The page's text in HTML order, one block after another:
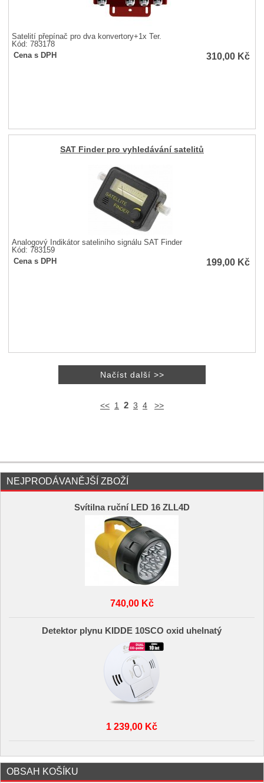
Satelití přepínač pro dva konvertory+1x Ter.
Kód: 783178
Cena s DPH
310,00 Kč
SAT Finder pro vyhledávání satelitů
Analogový Indikátor sateliního signálu SAT Finder
Kód: 783159
Cena s DPH
199,00 Kč
<< 1 2 3 4 >>
NEJPRODÁVANĚJŠÍ ZBOŽÍ
Svítilna ruční LED 16 ZLL4D
740,00 Kč
Detektor plynu KIDDE 10SCO oxid uhelnatý
1 239,00 Kč
OBSAH KOŠÍKU